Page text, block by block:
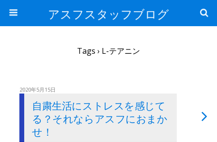
アスフスタッフブログ
Tags › L-テアニン
2020年5月15日
自粛生活にストレスを感じて
る？それならアスフにおまか
せ！